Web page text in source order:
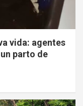
vida: agentes
parto de